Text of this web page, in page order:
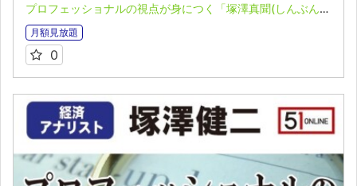
プロフェッショナルの視点が身につく「塚澤真聞(しんぶん)」(2023.06.12)
月額見放題
0